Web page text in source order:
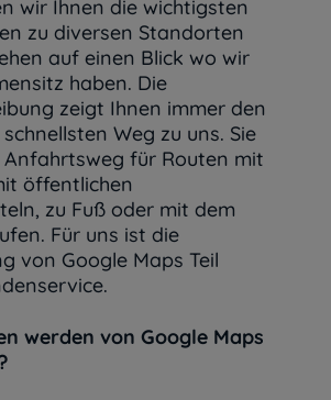
wir Ihnen die wichtigsten
zu diversen Standorten
auf einen Blick wo wir
haben. Die
zeigt Ihnen immer den
Weg zu uns. Sie
für Routen mit
öffentlichen
zu Fuß oder mit dem
Für uns ist die
von Google Maps Teil
werden von Google Maps